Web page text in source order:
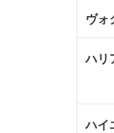
ヴォ
ハリ
ハイ